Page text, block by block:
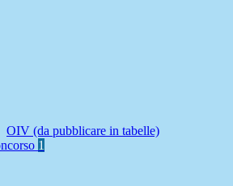
OIV (da pubblicare in tabelle)
1